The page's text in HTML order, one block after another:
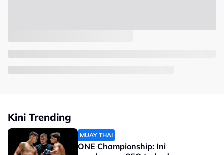
Kini Trending
MUAY THAI
ONE Championship: Ini